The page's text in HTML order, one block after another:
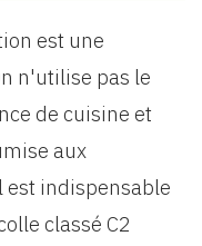
est une
n'utilise pas le
de cuisine et
aux
est indispensable
classé C2